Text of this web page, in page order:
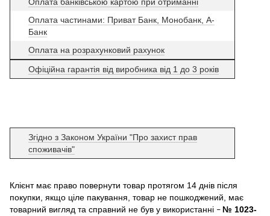
Оплата банківською картою при отриманні
Оплата частинами: Приват Банк, Монобанк, А-
Банк
Оплата на розрахунковий рахунок
Офіційна гарантія від виробника від 1 до 3 років
Згідно з Законом України "Про захист прав
споживачів"
Клієнт має право повернути товар протягом 14 днів після
покупки, якщо ціле пакування, товар не пошкоджений, має
товарний вигляд та справний не був у використанні – № 1023-